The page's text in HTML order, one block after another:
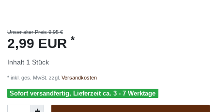
Unser alter Preis 9,95 €
2,99 EUR *
Inhalt 1 Stück
* inkl. ges. MwSt. zzgl. Versandkosten
Sofort versandfertig, Lieferzeit ca. 3 - 7 Werktage